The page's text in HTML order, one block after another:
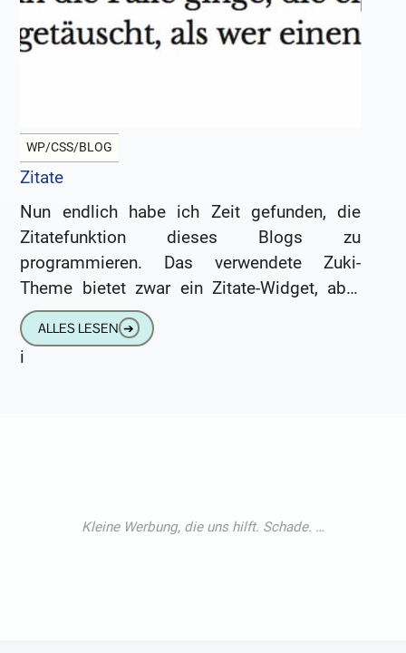
WP/CSS/BLOG
Zitate
Nun endlich habe ich Zeit gefunden, die
Zitatefunktion dieses Blogs zu
programmieren. Das verwendete Zuki-
Theme bietet zwar ein Zitate-Widget, aber
dort muß man jedes Mal, wenn man ein
neues Zitat
ALLES LESEN ➔
i